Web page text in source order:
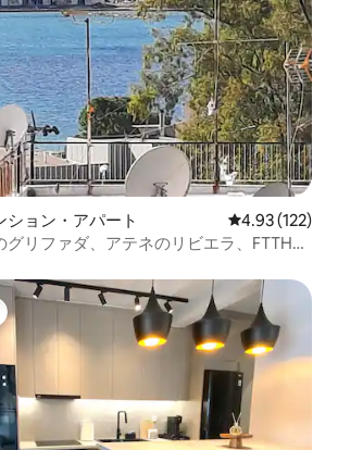
ション・アパート レビュー122
4.93 (122)
グリファダ、アテネのリビエラ、FTTHま